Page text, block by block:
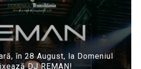
în 28 August, la Domeniul
DJ REMAN!